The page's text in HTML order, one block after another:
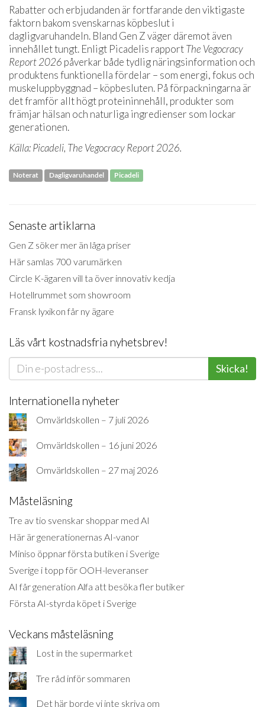
Rabatter och erbjudanden är fortfarande den viktigaste
faktorn bakom svenskarnas köpbeslut i
dagligvaruhandeln. Bland Gen Z väger däremot även
innehållet tungt. Enligt Picadelis rapportThe Vegocracy
Report 2026 påverkar både tydlig näringsinformation och
produktens funktionella fördelar – som energi, fokus och
muskeluppbyggnad – köpbesluten. På förpackningarna är
det framför allt högt proteininnehåll, produkter som
främjar hälsan och naturliga ingredienser som lockar
generationen.
Källa: Picadeli, The Vegocracy Report 2026.
Noterat Dagligvaruhandel Picadeli
Senaste artiklarna
Gen Z söker mer än låga priser
Här samlas 700 varumärken
Circle K-ägaren vill ta över innovativ kedja
Hotellrummet som showroom
Fransk lyxikon får ny ägare
Läs vårt kostnadsfria nyhetsbrev!
Skicka!
Internationella nyheter
Omvärldskollen – 7 juli 2026
Omvärldskollen – 16 juni 2026
Omvärldskollen – 27 maj 2026
Måsteläsning
Tre av tio svenskar shoppar med AI
Här är generationernas AI-vanor
Miniso öppnar första butiken i Sverige
Sverige i topp för OOH-leveranser
AI får generation Alfa att besöka fler butiker
Första AI-styrda köpet i Sverige
Veckans måsteläsning
Lost in the supermarket
Tre råd inför sommaren
Det här borde vi inte skriva om